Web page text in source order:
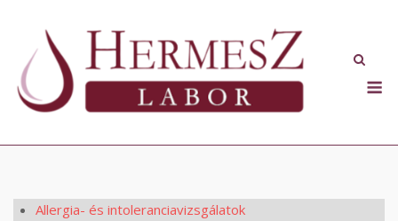
content
Allergia- és intoleranciavizsgálatok